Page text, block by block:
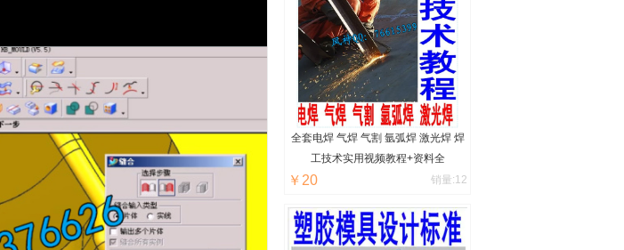
全套电焊 气焊 气割 氩弧焊 激光焊 焊
工技术实用视频教程+资料全
￥20 销量:12